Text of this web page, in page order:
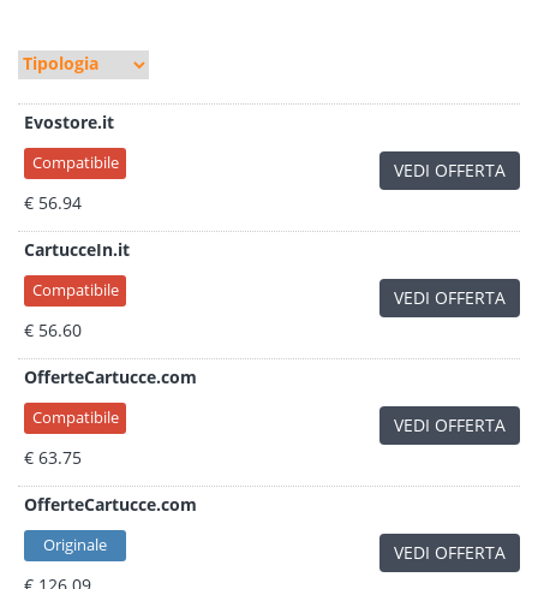
Evostore.it
Compatibile
€ 56.94
VEDI OFFERTA
CartucceIn.it
Compatibile
€ 56.60
VEDI OFFERTA
OfferteCartucce.com
Compatibile
€ 63.75
VEDI OFFERTA
OfferteCartucce.com
Originale VEDI OFFERTA